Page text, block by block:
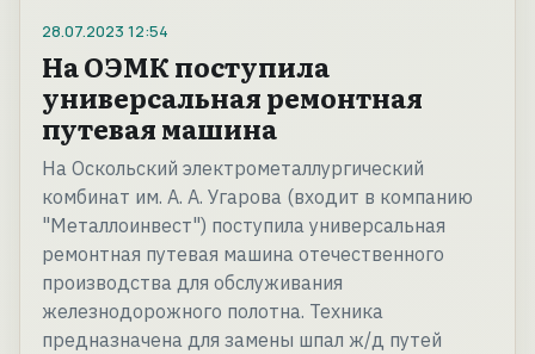
28.07.2023 12:54
На ОЭМК поступила
универсальная ремонтная
путевая машина
На Оскольский электрометаллургический
комбинат им. А. А. Угарова (входит в компанию
"Металлоинвест") поступила универсальная
ремонтная путевая машина отечественного
производства для обслуживания
железнодорожного полотна. Техника
предназначена для замены шпал ж/д путей